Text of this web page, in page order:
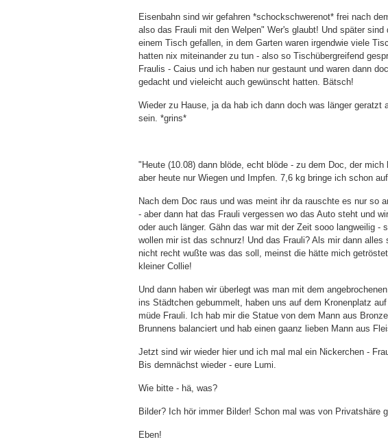
Eisenbahn sind wir gefahren *schockschwerenot* frei nach
also das Frauli mit den Welpen" Wer's glaubt! Und später
einem Tisch gefallen, in dem Garten waren irgendwie viele
hatten nix miteinander zu tun - also so Tischübergreifend
Fraulis - Caius und ich haben nur gestaunt und waren dann
gedacht und vieleicht auch gewünscht hatten. Bätsch!
Wieder zu Hause, ja da hab ich dann doch was länger geratzt
sein. *grins*
"Heute (10.08) dann blöde, echt blöde - zu dem Doc, der
aber heute nur Wiegen und Impfen. 7,6 kg bringe ich schon
Nach dem Doc raus und was meint ihr da rauschte es nur so
- aber dann hat das Frauli vergessen wo das Auto steht und
oder auch länger. Gähn das war mit der Zeit sooo langweilig -
wollen mir ist das schnurz! Und das Frauli? Als mir dann
nicht recht wußte was das soll, meinst die hätte mich
kleiner Collie!
Und dann haben wir überlegt was man mit dem
ins Städtchen gebummelt, haben uns auf dem Kronenplatz
müde Frauli. Ich hab mir die Statue von dem Mann aus
Brunnens balanciert und hab einen gaanz lieben Mann aus
Jetzt sind wir wieder hier und ich mal mal ein Nickerchen -
Bis demnächst wieder - eure Lumi.
Wie bitte - hä, was?
Bilder? Ich hör immer Bilder! Schon mal was von Privatshäre
Eben!